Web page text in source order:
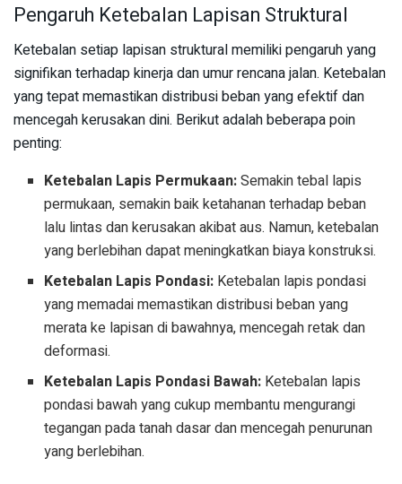
Pengaruh Ketebalan Lapisan Struktural
Ketebalan setiap lapisan struktural memiliki pengaruh yang
signifikan terhadap kinerja dan umur rencana jalan. Ketebalan
yang tepat memastikan distribusi beban yang efektif dan
mencegah kerusakan dini. Berikut adalah beberapa poin
penting:
Ketebalan Lapis Permukaan:Semakin tebal lapis
permukaan, semakin baik ketahanan terhadap beban
lalu lintas dan kerusakan akibat aus. Namun, ketebalan
yang berlebihan dapat meningkatkan biaya konstruksi.
Ketebalan Lapis Pondasi: Ketebalan lapis pondasi
yang memadai memastikan distribusi beban yang
merata ke lapisan di bawahnya, mencegah retak dan
deformasi.
Ketebalan Lapis Pondasi Bawah: Ketebalan lapis
pondasi bawah yang cukup membantu mengurangi
tegangan pada tanah dasar dan mencegah penurunan
yang berlebihan.